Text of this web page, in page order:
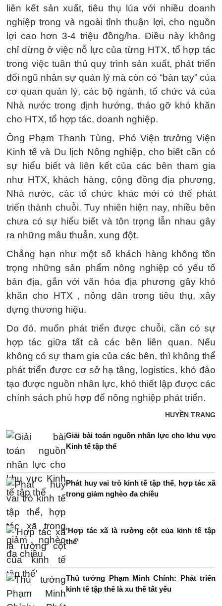
liên kết sản xuất, tiêu thụ lúa với nhiều doanh
nghiệp trong và ngoài tỉnh thuận lợi, cho nguồn
lợi cao hơn 3-4 triệu đồng/ha. Điều này không
chỉ dừng ở việc nỗ lực của từng HTX, tổ hợp tác
trong việc tuân thủ quy trình sản xuất, phát triển
đổi ngũ nhân sự quản lý mà còn có “bàn tay” của
cơ quan quản lý, các bộ ngành, tổ chức và của
Nhà nước trong định hướng, tháo gỡ khó khăn
cho HTX, tổ hợp tác, doanh nghiệp.
Ông Phạm Thanh Tùng, Phó Viện trưởng Viện
Kinh tế và Du lịch Nông nghiệp, cho biết cần có
sự hiểu biết và liên kết của các bên tham gia
như HTX, khách hàng, cộng đồng địa phương,
Nhà nước, các tổ chức khác mới có thể phát
triển thành chuỗi. Tuy nhiên hiện nay, nhiều bên
chưa có sự hiểu biết và tôn trọng lẫn nhau gây
ra những mâu thuẫn, xung đột.
Chẳng hạn như một số khách hàng không tôn
trọng những sản phẩm nông nghiệp có yếu tố
bản địa, gắn với văn hóa địa phương gây khó
khăn cho HTX , nông dân trong tiêu thụ, xây
dựng thương hiệu.
Do đó, muốn phát triển được chuỗi, cần có sự
hợp tác giữa tất cả các bên liên quan. Nếu
không có sự tham gia của các bên, thì không thể
phát triển được cơ sở hạ tầng, logistics, khó đào
tạo được nguồn nhân lực, khó thiết lập được các
chính sách phù hợp để nông nghiệp phát triển.
HUYỀN TRANG
Giải bài toán nguồn nhân lực cho khu vực
Kinh tế tập thể
Phát huy vai trò kinh tế tập thể, hợp tác xã
trong giảm nghèo đa chiều
'Hợp tác xã là rường cột của kinh tế tập
thể'
Thủ tướng Phạm Minh Chính: Phát triển
kinh tế tập thể là xu thế tất yếu